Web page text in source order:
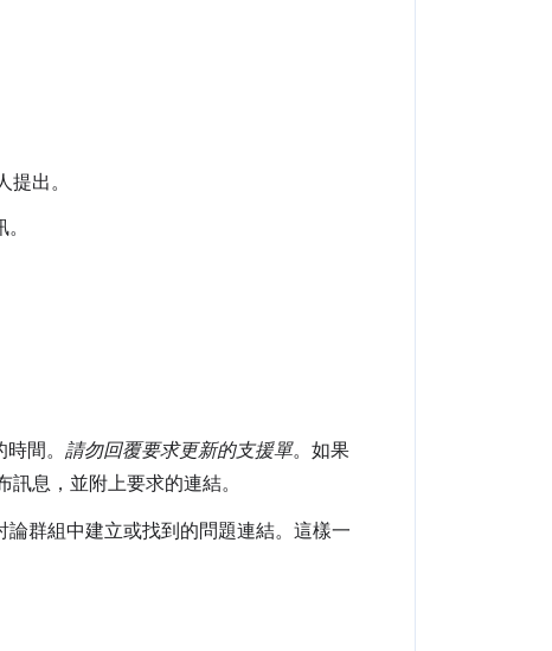
提出。
間。 請勿回覆要求更新的支援單。如果
訊息，並附上要求的連結。
群組中建立或找到的問題連結。這樣一